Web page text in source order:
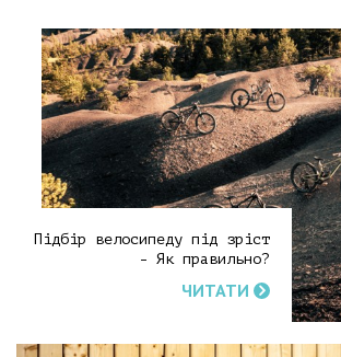
Підбір велосипеду під зріст
- Як правильно?
ЧИТАТИ